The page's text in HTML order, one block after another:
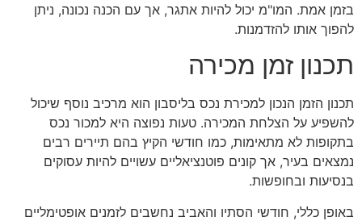
בזמן אמת. המו"מ יכול להיות אתגר, אך עם הכנה נכונה, ניתן
להפוך אותו להזדמנות.
תכנון זמן מכירה
תכנון הזמן הנכון למכירת נכס בליסבון הוא מרכיב נוסף שיכול
להשפיע על הצלחת המכירה. טעות נפוצה היא למכור נכס
בתקופות לא מתאימות, כמו חודשי הקיץ בהם תיירים רבים
נמצאים בעיר, אך קונים פוטנציאליים עשויים להיות עסוקים
בנסיעות ובחופשות.
באופן כללי, חודשי הסתיו והאביב נחשבים לזמנים אופטימליים